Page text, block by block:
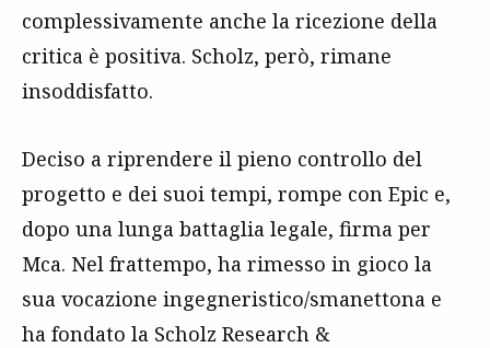
complessivamente anche la ricezione della
critica è positiva. Scholz, però, rimane
insoddisfatto.
Deciso a riprendere il pieno controllo del
progetto e dei suoi tempi, rompe con Epic e,
dopo una lunga battaglia legale, firma per
Mca. Nel frattempo, ha rimesso in gioco la
sua vocazione ingegneristico/smanettona e
ha fondato la Scholz Research &